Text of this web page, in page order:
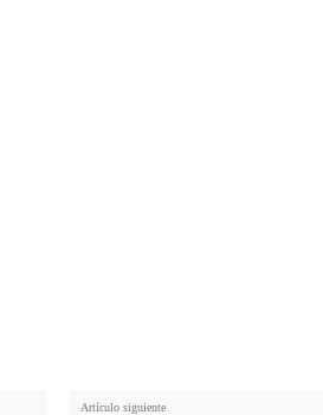
Artículo siguiente